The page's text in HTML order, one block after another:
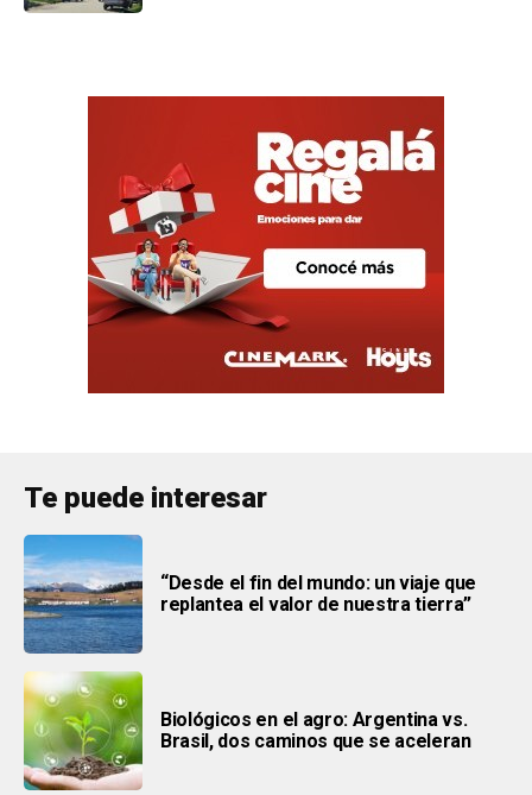
Te puede interesar
“Desde el fin del mundo: un viaje que
replantea el valor de nuestra tierra”
Biológicos en el agro: Argentina vs.
Brasil, dos caminos que se aceleran